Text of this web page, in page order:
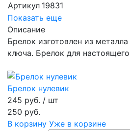
Артикул 19831
Показать еще
Описание
Брелок изготовлен из
ключа. Брелок для
Брелок нулевик
245 руб. / шт
250 руб.
В корзину Уже в корзине